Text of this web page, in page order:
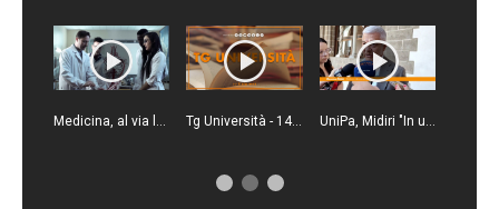
Medicina, al via le iscrizioni al semestre aperto Tg Università - 14/7/2026 UniPa, Midiri "In un anno abbiamo quadruplicato l'utile di bilancio"